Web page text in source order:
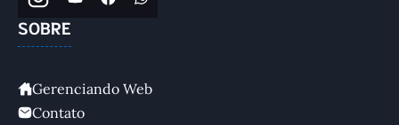
SOBRE
Gerenciando Web
Contato